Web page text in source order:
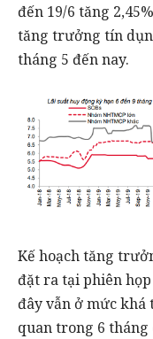
đến 19/6 tăng
tăng trưởng tín
tháng 5 đến nay.
Kế hoạch tăng
đặt ra tại phiên
đây vẫn ở mức khá
quan trong 6 tháng